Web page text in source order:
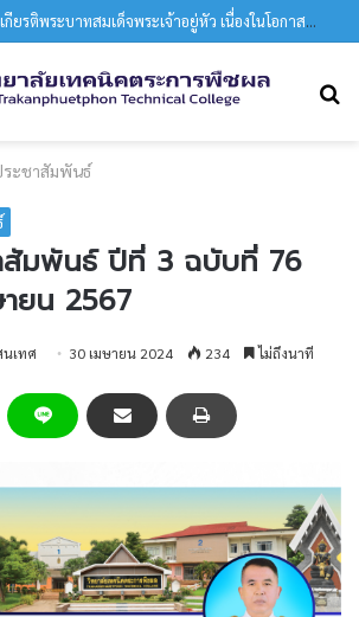
กิจกรรมเฉลิม พระเกียรติพระบาทสมเด็จพระเจ้าอยู่หัว เนื่องในโอกาสมหามงคลวันเฉลิมพระชนมพรรษา 28 กรกฎาคม 2569
ระชาสัมพันธ์
าสัมพันธ์ ปีที่ 3 ฉบับที่ 76
ยน 2567
นเทศ 30 เมษายน 2024 234 ไม่ถึงนาที